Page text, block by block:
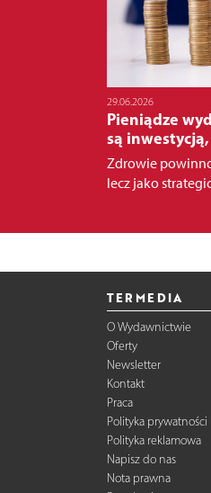
29.06.2026
Pieniądze
są
Zdrowie
lecz jako
TERMEDIA
O Wydawnictwie
Oferty
Newsletter
Kontakt
Praca
Polityka prywatności
Polityka reklamowa
Napisz do nas
Nota prawna